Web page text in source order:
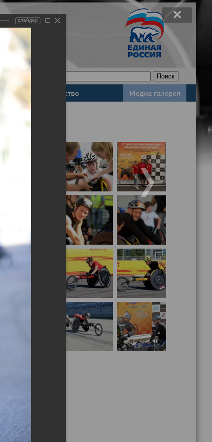
Законодательство Медиа галерея
слайдер